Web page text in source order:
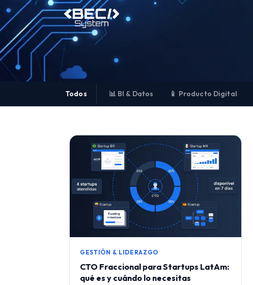
Todos 📊 BI & Datos 📱 Producto Digital
GESTIÓN & LIDERAZGO
CTO Fraccional para Startups LatAm:
qué es y cuándo lo necesitas